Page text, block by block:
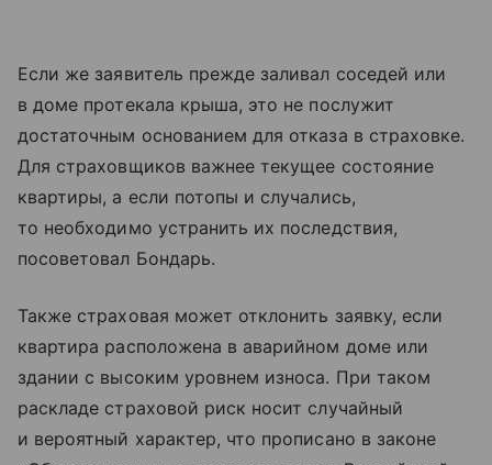
Если же заявитель прежде заливал соседей или
в доме протекала крыша, это не послужит
достаточным основанием для отказа в страховке.
Для страховщиков важнее текущее состояние
квартиры, а если потопы и случались,
то необходимо устранить их последствия,
посоветовал Бондарь.
Также страховая может отклонить заявку, если
квартира расположена в аварийном доме или
здании с высоким уровнем износа. При таком
раскладе страховой риск носит случайный
и вероятный характер, что прописано в законе